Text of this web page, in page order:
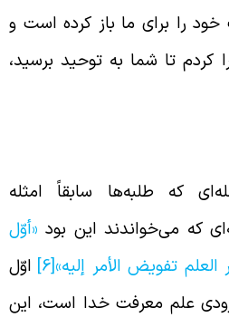
برای ما باز کرده است و
تا شما به توحید برسید،
که طلبه‌ها سابقاً امثله
که می‌خواندند این بود«أوّل‏
تفويض الأمر إليه»[6]
اوّل
علم معرفت خدا است، این